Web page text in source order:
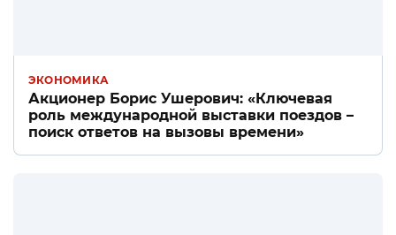
ЭКОНОМИКА
Акционер Борис Ушерович: «Ключевая
роль международной выставки поездов –
поиск ответов на вызовы времени»